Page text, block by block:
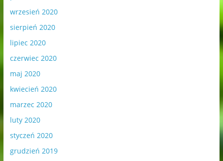
wrzesień 2020
sierpień 2020
lipiec 2020
czerwiec 2020
maj 2020
kwiecień 2020
marzec 2020
luty 2020
styczeń 2020
grudzień 2019